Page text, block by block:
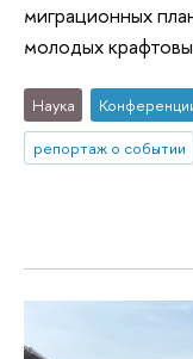
миграционных
молодых
Наука
репортаж о событии